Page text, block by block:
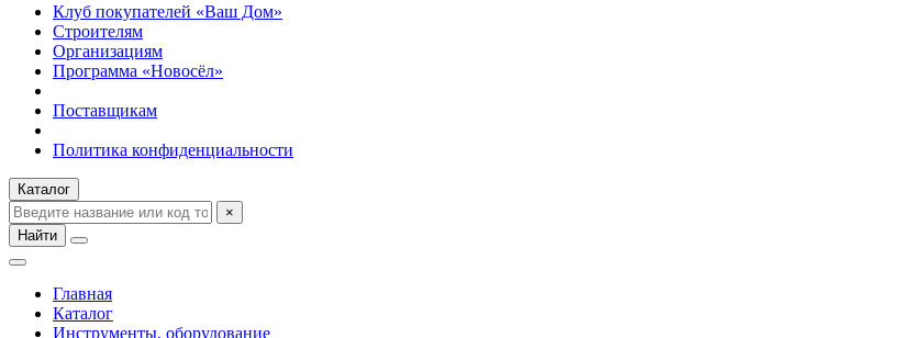
Клуб покупателей «Ваш Дом»
Строителям
Организациям
Программа «Новосёл»
Поставщикам
Политика конфиденциальности
Каталог
×
Найти
Главная
Каталог
Инструменты, оборудование